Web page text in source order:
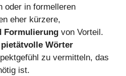
oder in formelleren
eher kürzere,
Formulierung von Vorteil.
pietätvolle Wörter
zu vermitteln, das
ist.